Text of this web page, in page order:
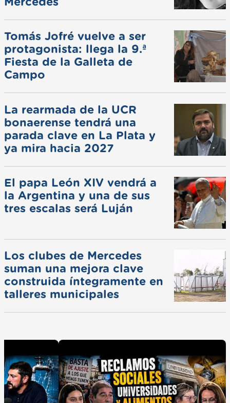
Tomás Jofré vuelve a ser
protagonista: llega la 9.ª
Fiesta de la Galleta de
Campo
La rearmada de la UCR
bonaerense tendrá una
parada clave en La Plata y
ya mira hacia 2027
El papa León XIV vendrá a
la Argentina y una de sus
tres escalas será Luján
Los clubes de Mercedes
suman una mejora clave
construida íntegramente en
talleres municipales